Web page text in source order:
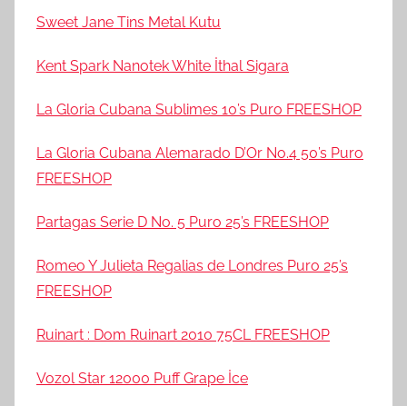
Sweet Jane Tins Metal Kutu
Kent Spark Nanotek White İthal Sigara
La Gloria Cubana Sublimes 10’s Puro FREESHOP
La Gloria Cubana Alemarado D’Or No.4 50’s Puro
FREESHOP
Partagas Serie D No. 5 Puro 25’s FREESHOP
Romeo Y Julieta Regalias de Londres Puro 25’s
FREESHOP
Ruinart : Dom Ruinart 2010 75CL FREESHOP
Vozol Star 12000 Puff Grape İce